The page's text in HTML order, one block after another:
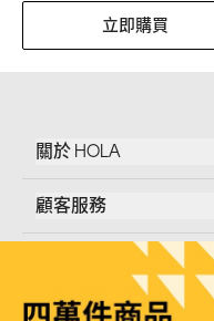
立即購買
關於 HOLA
顧客服務